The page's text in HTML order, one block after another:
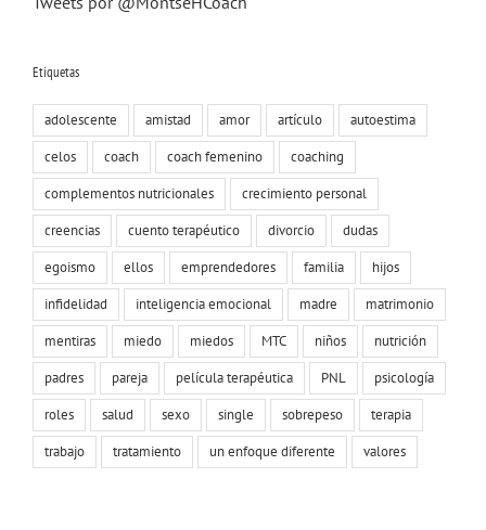
Etiquetas
adolescente amistad amor artículo
autoestima
celos
coach coach femenino
coaching
complementos nutricionales
crecimiento personal
creencias
cuento terapéutico divorcio
dudas
egoismo
ellos emprendedores familia
hijos
infidelidad
inteligencia emocional madre
matrimonio
mentiras
miedo miedos MTC niños
nutrición
padres
pareja película terapéutica PNL
psicología
roles
salud sexo single sobrepeso
terapia
trabajo
tratamiento un enfoque diferente valores